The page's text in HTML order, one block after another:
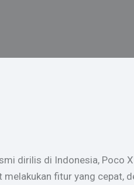
dirilis di Indonesia, Poco
fitur yang cepat,